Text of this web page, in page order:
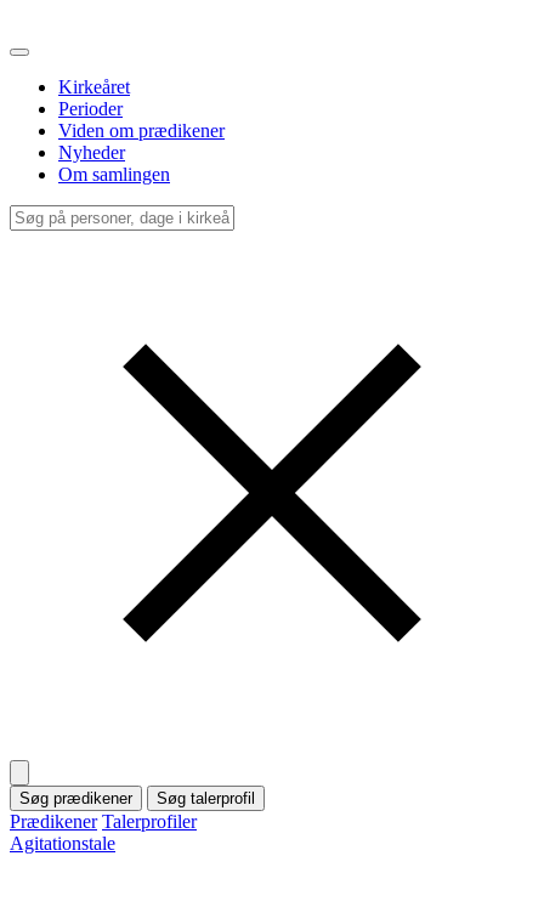
Kirkeåret
Perioder
Viden om prædikener
Nyheder
Om samlingen
Søg prædikener Søg talerprofil
Prædikener Talerprofiler
Agitationstale